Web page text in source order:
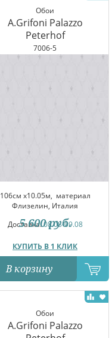
Обои
A.Grifoni Palazzo
Peterhof
7006-5
106см x10.05м, материал
Флизелин, Италия
Доставка:08.08-09.08
КУПИТЬ В 1 КЛИК
5 600 руб.
В корзину
Обои
A.Grifoni Palazzo